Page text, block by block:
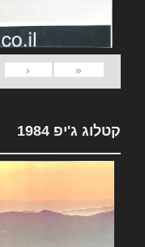
«
‹
קטלוג ג'יפ 1984